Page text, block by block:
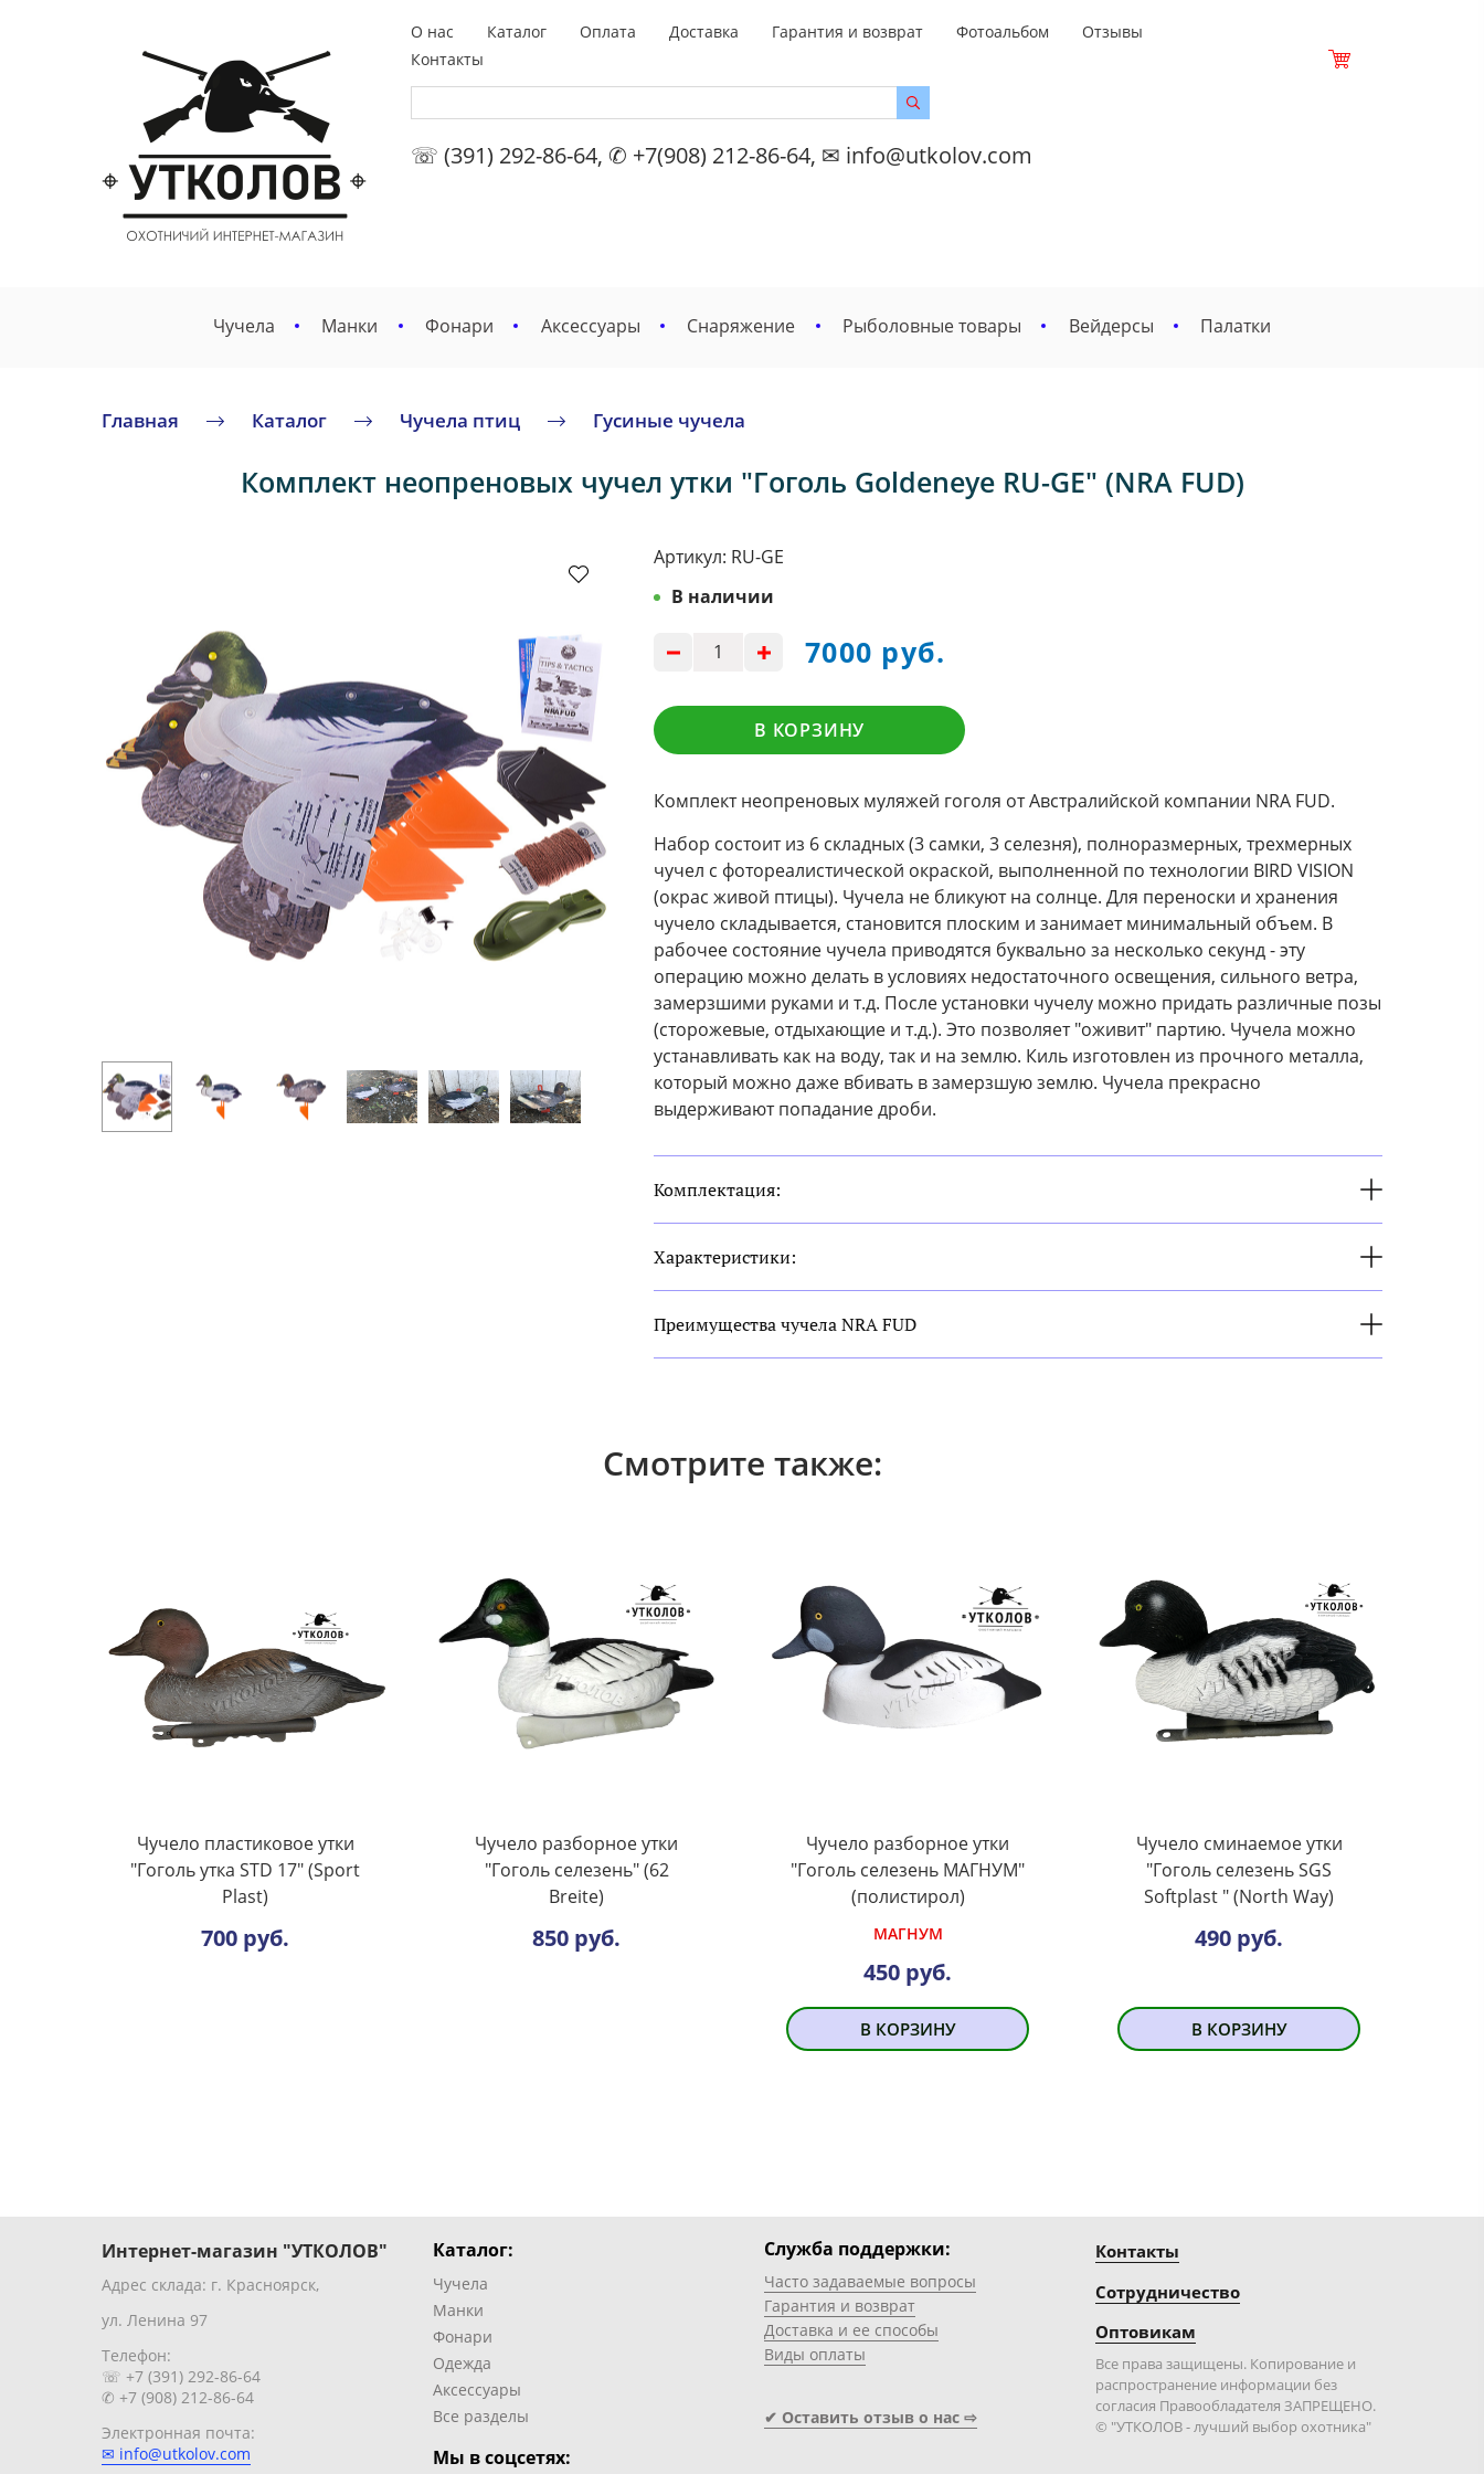
О нас Каталог Оплата Доставка Гарантия и возврат Фотоальбом
Отзывы
Контакты
☏ (391) 292-86-64, ✆ +7(908) 212-86-64, ✉ info@utkolov.com
Чучела Манки Фонари Аксессуары Снаряжение Рыболовные товары Вейдерсы Палатки
Главная Каталог Чучела птиц Гусиные чучела
Комплект неопреновых чучел утки "Гоголь Goldeneye RU-GE" (NRA FUD)
Артикул: RU-GE
В наличии
7000 руб.
В КОРЗИНУ
Комплект неопреновых муляжей гоголя от Австралийской компании NRA FUD.
Набор состоит из 6 складных (3 самки, 3 селезня), полноразмерных, трехмерных
чучел с фотореалистической окраской, выполненной по технологии BIRD VISION
(окрас живой птицы). Чучела не бликуют на солнце. Для переноски и хранения
чучело складывается, становится плоским и занимает минимальный объем. В
рабочее состояние чучела приводятся буквально за несколько секунд - эту
операцию можно делать в условиях недостаточного освещения, сильного ветра,
замерзшими руками и т.д. После установки чучелу можно придать различные позы
(сторожевые, отдыхающие и т.д.). Это позволяет "оживит" партию. Чучела можно
устанавливать как на воду, так и на землю. Киль изготовлен из прочного металла,
который можно даже вбивать в замерзшую землю. Чучела прекрасно
выдерживают попадание дроби.
Комплектация:
Характеристики:
Преимущества чучела NRA FUD
Смотрите также:
Чучело пластиковое утки
"Гоголь утка STD 17" (Sport
Plast)
700 руб.
Чучело разборное утки
"Гоголь селезень" (62
Breite)
850 руб.
Чучело разборное утки
"Гоголь селезень МАГНУМ"
(полистирол)
МАГНУМ
450 руб.
В КОРЗИНУ
Чучело сминаемое утки
"Гоголь селезень SGS
Softplast " (North Way)
490 руб.
В КОРЗИНУ
Интернет-магазин "УТКОЛОВ"
Адрес склада: г. Красноярск,
ул. Ленина 97
Телефон:
☏ +7 (391) 292-86-64
✆ +7 (908) 212-86-64
Электронная почта:
✉ info@utkolov.com
Каталог:
Чучела
Манки
Фонари
Одежда
Аксессуары
Все разделы
Мы в соцсетях:
Служба поддержки:
Часто задаваемые вопросы
Гарантия и возврат
Доставка и ее способы
Виды оплаты
✔ Оставить отзыв о нас ⇨
Контакты
Сотрудничество
Оптовикам
Все права защищены. Копирование и
распространение информации без
согласия Правообладателя ЗАПРЕЩЕНО.
© "УТКОЛОВ - лучший выбор охотника"